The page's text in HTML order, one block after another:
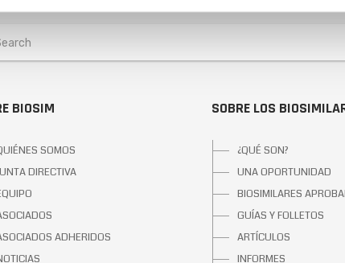
BIOSIM
SOMOS
DIRECTIVA
ADHERIDOS
SOBRE LOS
¿QUÉ SON?
UNA OPORTUNIDAD
BIOSIMILARES
GUÍAS Y FOLLETOS
ARTÍCULOS
INFORMES